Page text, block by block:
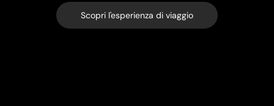
Scopri l'esperienza di viaggio